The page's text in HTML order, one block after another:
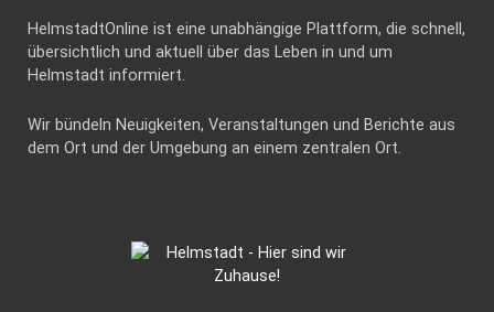
HelmstadtOnline ist eine unabhängige Plattform, die schnell,
übersichtlich und aktuell über das Leben in und um
Helmstadt informiert.
Wir bündeln Neuigkeiten, Veranstaltungen und Berichte aus
dem Ort und der Umgebung an einem zentralen Ort.